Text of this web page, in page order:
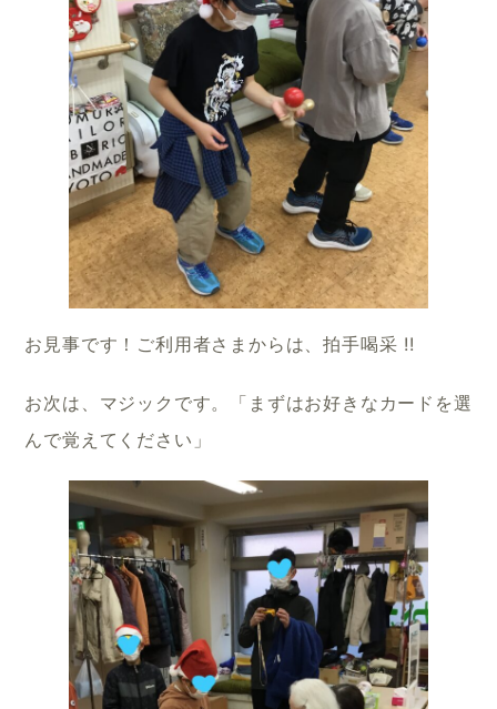
お見事です！ご利用者さまからは、拍手喝采 !!
お次は、マジックです。「まずはお好きなカードを選
んで覚えてください」